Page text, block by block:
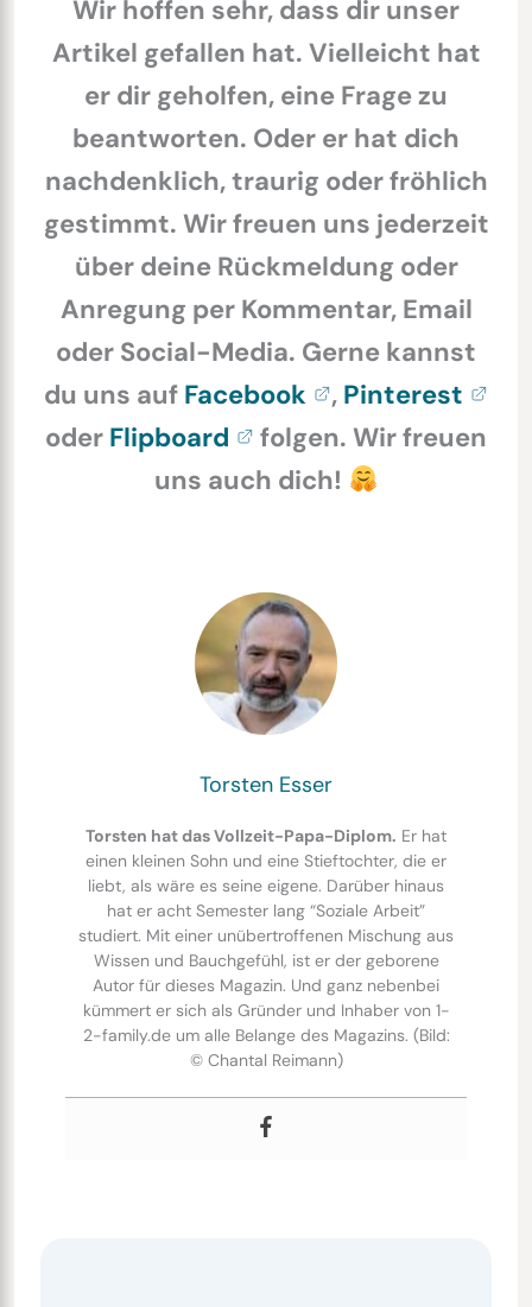
Wir hoffen sehr, dass dir unser
Artikel gefallen hat. Vielleicht hat
er dir geholfen, eine Frage zu
beantworten. Oder er hat dich
nachdenklich, traurig oder fröhlich
gestimmt. Wir freuen uns jederzeit
über deine Rückmeldung oder
Anregung per Kommentar, Email
oder Social-Media. Gerne kannst
du uns auf Facebook , Pinterest
oder Flipboard
folgen. Wir freuen
uns auch dich!
Torsten Esser
Torsten hat das Vollzeit-Papa-Diplom. Er hat
einen kleinen Sohn und eine Stieftochter, die er
liebt, als wäre es seine eigene. Darüber hinaus
hat er acht Semester lang “Soziale Arbeit”
studiert. Mit einer unübertroffenen Mischung aus
Wissen und Bauchgefühl, ist er der geborene
Autor für dieses Magazin. Und ganz nebenbei
kümmert er sich als Gründer und Inhaber von 1-
2-family.de um alle Belange des Magazins. (Bild:
© Chantal Reimann)